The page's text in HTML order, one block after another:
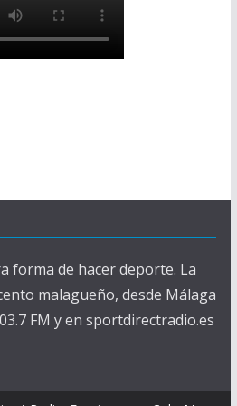
forma de hacer deporte. La
malagueño, desde Málaga
FM y en sportdirectradio.es